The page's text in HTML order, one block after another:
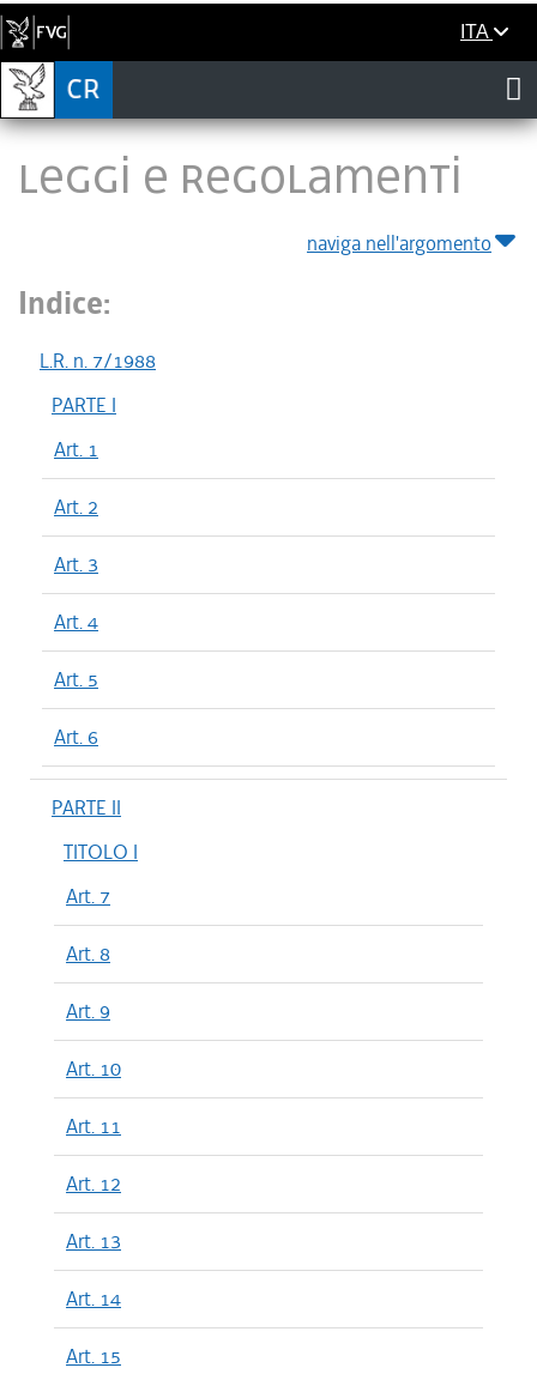
ITA
LEGGI E REGOLAMENTI
naviga nell'argomento
Indice:
L.R. n. 7/1988
PARTE I
Art. 1
Art. 2
Art. 3
Art. 4
Art. 5
Art. 6
PARTE II
TITOLO I
Art. 7
Art. 8
Art. 9
Art. 10
Art. 11
Art. 12
Art. 13
Art. 14
Art. 15